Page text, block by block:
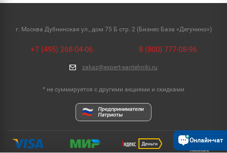
г. Москва Дубнинская ул., дом 75 Б стр. 2 (Бизнес База «Дегунино»)
+7 (495) 268-04-06 8 (800) 777-08-96
zakaz@expert-santehniki.ru
* не суммируется с другими акциями и скидками
Онлайн-чат